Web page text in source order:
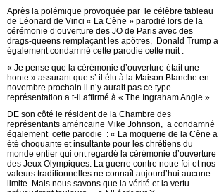
Après la polémique provoquée par le célèbre tableau
de Léonard de Vinci « La Cène » parodié lors de la
cérémonie d’ouverture des JO de Paris avec des
drags-queens remplaçant les apôtres, Donald Trump a
également condamné cette parodie cette nuit :
« Je pense que la cérémonie d’ouverture était une
honte » assurant que s’ il élu à la Maison Blanche en
novembre prochain il n’y aurait pas ce type
représentation a t-il affirmé à « The Ingraham Angle ».
DE son côté le résident de la Chambre des
représentants américaine Mike Johnson, a condamné
également cette parodie : « La moquerie de la Cène a
été choquante et insultante pour les chrétiens du
monde entier qui ont regardé la cérémonie d’ouverture
des Jeux Olympiques. La guerre contre notre foi et nos
valeurs traditionnelles ne connaît aujourd’hui aucune
limite. Mais nous savons que la vérité et la vertu